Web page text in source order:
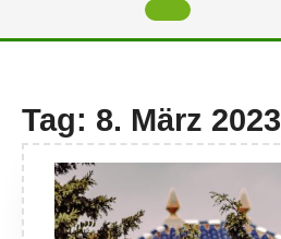
Open
Tag: 8. März 2023